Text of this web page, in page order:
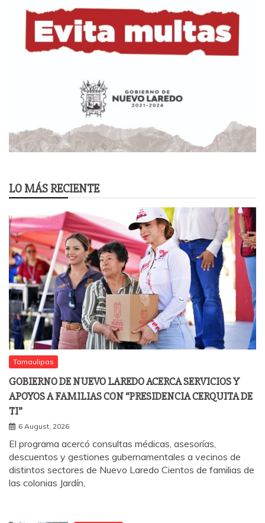
LO MÁS RECIENTE
Tamaulipas
GOBIERNO DE NUEVO LAREDO ACERCA SERVICIOS Y
APOYOS A FAMILIAS CON “PRESIDENCIA CERQUITA DE
TI”
6 August, 2026
El programa acercó consultas médicas, asesorías,
descuentos y gestiones gubernamentales a vecinos de
distintos sectores de Nuevo Laredo Cientos de familias de
las colonias Jardín,